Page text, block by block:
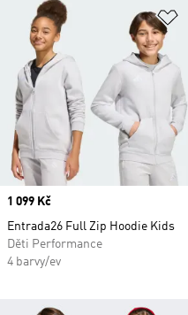
Price
1 099 Kč
Entrada26 Full Zip Hoodie Kids
Děti Performance
4 barvy/ev